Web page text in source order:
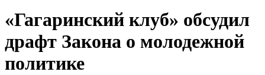
«Гагаринский клуб» обсудил
драфт Закона о молодежной
политике